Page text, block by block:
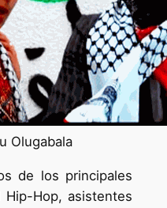
Olugabala
de los principales
Hop, asistentes